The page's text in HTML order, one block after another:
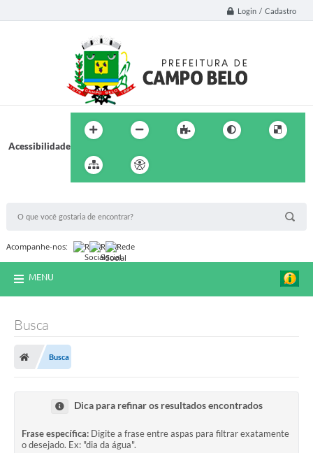
Login / Cadastro
Acessibilidade
Acompanhe-nos:
MENU
Busca
Busca
Dica para refinar os resultados encontrados
Frase específica: Digite a frase entre aspas para filtrar exatamente
o desejado. Ex: "dia da água".